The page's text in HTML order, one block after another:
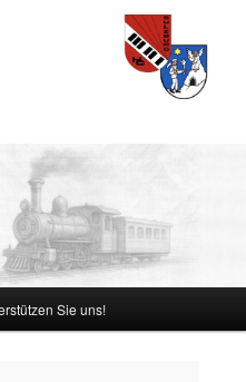
Sie uns!